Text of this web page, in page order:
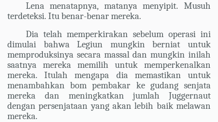
Lena menatapnya, matanya menyipit. Musuh
terdeteksi. Itu benar-benar mereka.
Dia telah memperkirakan sebelum operasi ini
dimulai bahwa Legiun mungkin berniat untuk
memproduksinya secara massal dan mungkin inilah
saatnya mereka memilih untuk memperkenalkan
mereka. Itulah mengapa dia memastikan untuk
menambahkan bom pembakar ke gudang senjata
mereka dan meningkatkan jumlah Juggernaut
dengan persenjataan yang akan lebih baik melawan
mereka.